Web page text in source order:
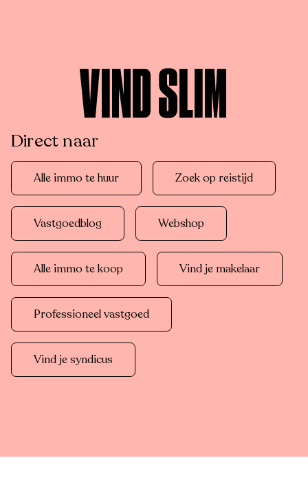
VIND SLIM
Direct naar
Alle immo te huur Zoek op reistijd
Vastgoedblog Webshop
Alle immo te koop Vind je makelaar
Professioneel vastgoed
Vind je syndicus